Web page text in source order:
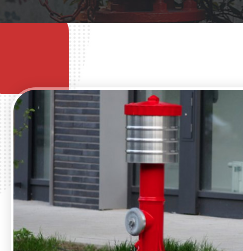
样
火器，消防箱等消防器材种类丰富，规格多
我有，人有我优，不是厂家胜似厂家